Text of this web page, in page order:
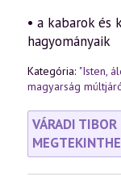
• a kabarok és
hagyományaik
Kategória: "Isten,
magyarság
VÁRADI